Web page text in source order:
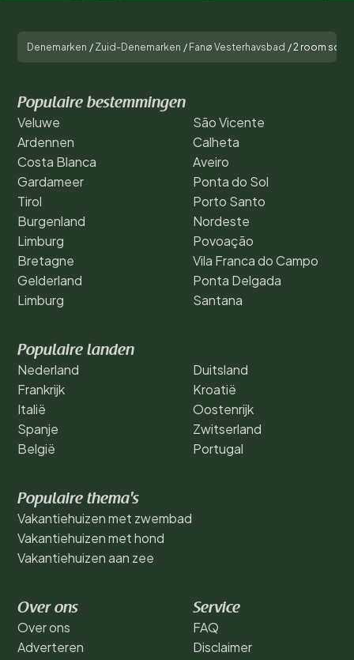
Denemarken / Zuid-Denemarken / Fanø Vesterhavsbad /2 room
Populaire bestemmingen
Veluwe
Ardennen
Costa Blanca
Gardameer
Tirol
Burgenland
Limburg
Bretagne
Gelderland
Limburg
São Vicente
Calheta
Aveiro
Ponta do Sol
Porto Santo
Nordeste
Povoação
Vila Franca do Campo
Ponta Delgada
Santana
Populaire landen
Nederland
Frankrijk
Italië
Spanje
België
Duitsland
Kroatië
Oostenrijk
Zwitserland
Portugal
Populaire thema's
Vakantiehuizen met zwembad
Vakantiehuizen met hond
Vakantiehuizen aan zee
Over ons
Over ons
Adverteren
Service
FAQ
Disclaimer